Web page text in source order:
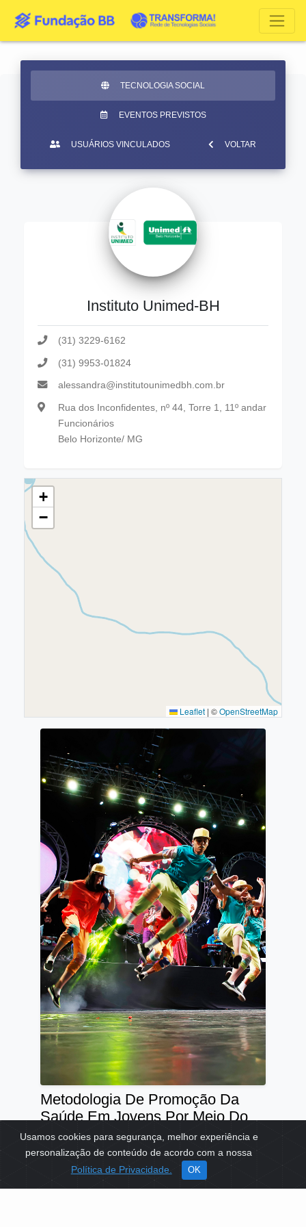
Usamos cookies para segurança, melhor experiência e
personalização de conteúdo de acordo com a nossa
Política de Privacidade.
OK
TECNOLOGIA SOCIAL
EVENTOS PREVISTOS
USUÁRIOS VINCULADOS VOLTAR
Instituto Unimed-BH
(31) 3229-6162
(31) 9953-01824
alessandra@institutounimedbh.com.br
Rua dos Inconfidentes, nº 44, Torre 1, 11º andar
Funcionários
Belo Horizonte/ MG
+
−
Leaflet | ©OpenStreetMap
Metodologia De Promoção Da
Saúde Em Jovens Por Meio Do
Ensino Da Arte
TEMAS: SAÚDE EDUCAÇÃO